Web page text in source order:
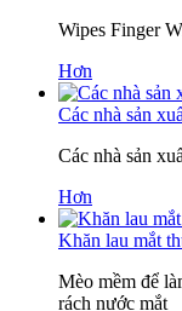
Wipes Finger
Hơn
Các nhà sản
Các nhà sản
Hơn
Khăn lau mắt
Mèo mềm để
rách nước mắt